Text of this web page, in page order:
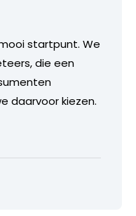
startpunt. We
die een
daarvoor kiezen.